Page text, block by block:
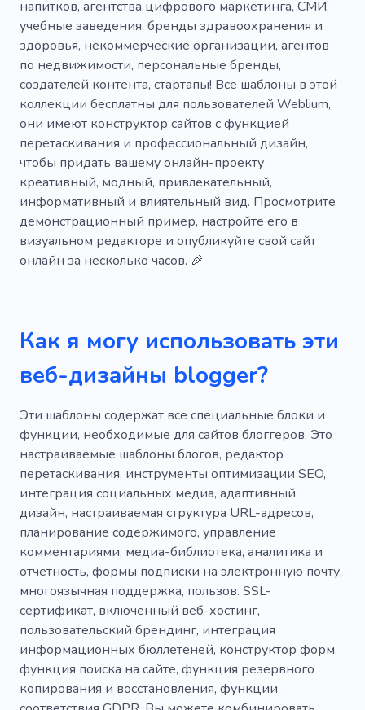
Яхта
Ручка Автор
напитков, агентства цифрового маркетинга, СМИ,
учебные заведения, бренды здравоохранения и
здоровья, некоммерческие организации, агентов
по недвижимости, персональные бренды,
создателей контента, стартапы! Все шаблоны в этой
коллекции бесплатны для пользователей Weblium,
они имеют конструктор сайтов с функцией
перетаскивания и профессиональный дизайн,
чтобы придать вашему онлайн-проекту
креативный, модный, привлекательный,
информативный и влиятельный вид. Просмотрите
демонстрационный пример, настройте его в
визуальном редакторе и опубликуйте свой сайт
онлайн за несколько часов. 🎉
Как я могу использовать эти
веб-дизайны blogger?
Эти шаблоны содержат все специальные блоки и
функции, необходимые для сайтов блоггеров. Это
настраиваемые шаблоны блогов, редактор
перетаскивания, инструменты оптимизации SEO,
интеграция социальных медиа, адаптивный
дизайн, настраиваемая структура URL-адресов,
планирование содержимого, управление
комментариями, медиа-библиотека, аналитика и
отчетность, формы подписки на электронную почту,
многоязычная поддержка, пользов. SSL-
сертификат, включенный веб-хостинг,
пользовательский брендинг, интеграция
информационных бюллетеней, конструктор форм,
функция поиска на сайте, функция резервного
копирования и восстановления, функции